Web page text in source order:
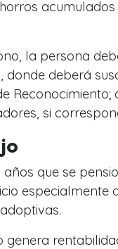
la persona
donde deberá
si
años que se
especialmente
genera